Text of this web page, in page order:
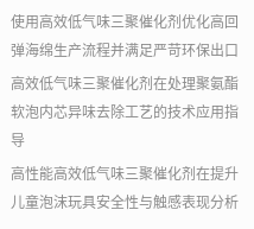
使用高效低气味三聚催化剂优化高回
弹海绵生产流程并满足严苛环保出口
高效低气味三聚催化剂在处理聚氨酯
软泡内芯异味去除工艺的技术应用指
导
高性能高效低气味三聚催化剂在提升
儿童泡沫玩具安全性与触感表现分析